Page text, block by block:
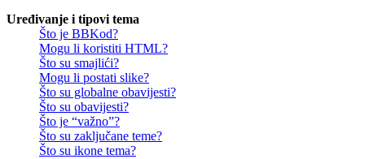
Uređivanje i tipovi tema
Što je BBKod?
Mogu li koristiti HTML?
Što su smajlići?
Mogu li postati slike?
Što su globalne obavijesti?
Što su obavijesti?
Što je “važno”?
Što su zaključane teme?
Što su ikone tema?